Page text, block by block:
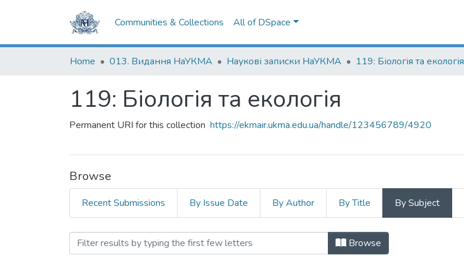
Communities & Collections All of DSpace
Home 013. Видання НаУКМА Наукові записки НаУКМА 119: Біологія та екологія
119: Біологія та екологія
Permanent URI for this collection https://ekmair.ukma.edu.ua/handle/123456789/4920
Browse
Recent Submissions By Issue Date By Author By Title By Subject
Browsing 119: Біологія та екологія by Subject
Browse